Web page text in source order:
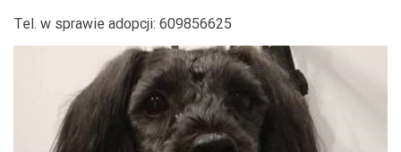
Tel. w sprawie adopcji: 609856625